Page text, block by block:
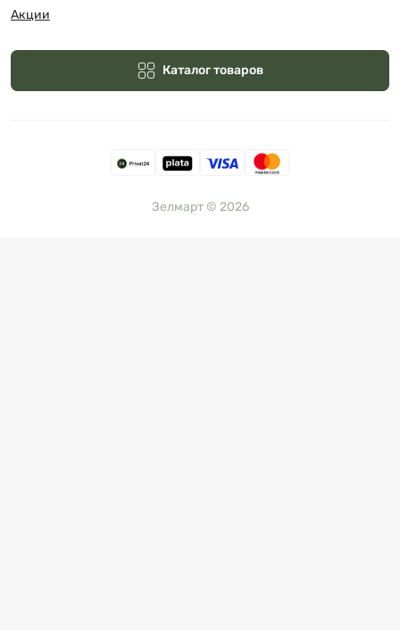
Акции
Каталог товаров
Зелмарт © 2026